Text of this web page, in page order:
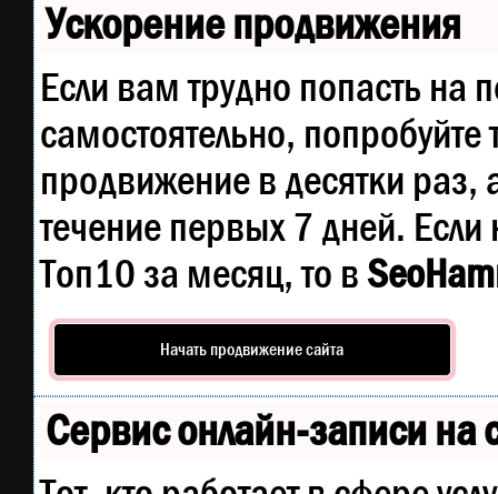
Ускорение продвижения
Если вам трудно попасть на
самостоятельно, попробуйте
продвижение в десятки раз,
течение первых 7 дней.
Топ10 за месяц, то в
Начать продвижение сайта
Сервис онлайн-записи на